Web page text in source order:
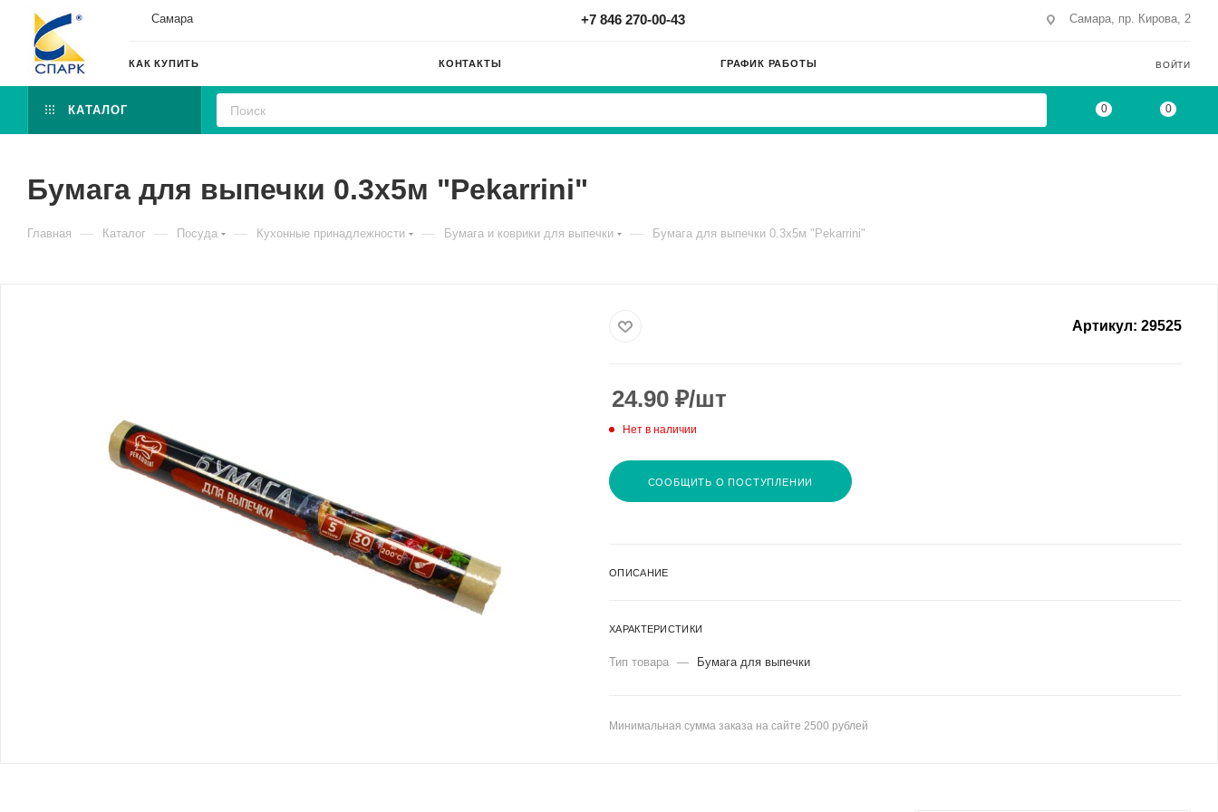
Самара +7 846 270-00-43 Самара, пр. Кирова, 2
КАК КУПИТЬ КОНТАКТЫ ГРАФИК РАБОТЫ ВОЙТИ
КАТАЛОГ 0 0
Бумага для выпечки 0.3х5м "Pekarrini"
Главная — Каталог — Посуда — Кухонные принадлежности — Бумага и коврики для выпечки — Бумага для выпечки 0.3х5м "Pekarrini"
Артикул: 29525
24.90 ₽/шт
Нет в наличии
СООБЩИТЬ О ПОСТУПЛЕНИИ
ОПИСАНИЕ
ХАРАКТЕРИСТИКИ
Тип товара — Бумага для выпечки
Минимальная сумма заказа на сайте 2500 рублей